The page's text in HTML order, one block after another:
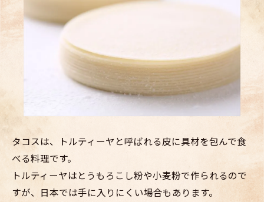
タコスは、トルティーヤと呼ばれる皮に具材を包んで食
べる料理です。
トルティーヤはとうもろこし粉や小麦粉で作られるので
すが、日本では手に入りにくい場合もあります。